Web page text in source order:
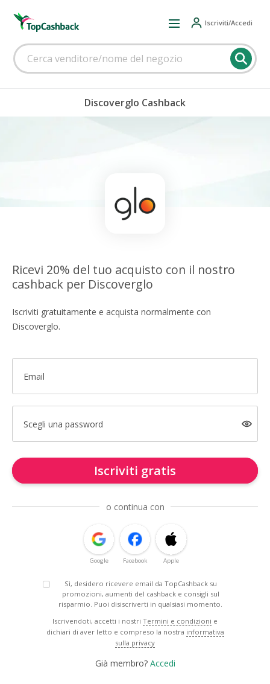
Iscriviti/Accedi
Discoverglo Cashback
Ricevi 20% del tuo acquisto con il nostro
cashback per Discoverglo
Iscriviti gratuitamente e acquista normalmente con
Discoverglo.
Email
Scegli una password
Iscriviti gratis
o continua con
Google Facebook Apple
Sì, desidero ricevere email da TopCashback su
promozioni, aumenti del cashback e consigli sul
risparmio. Puoi disiscriverti in qualsiasi momento.
Iscrivendoti, accetti i nostri Termini e condizioni e
dichiari di aver letto e compreso la nostra informativa
sulla privacy
Già membro? Accedi